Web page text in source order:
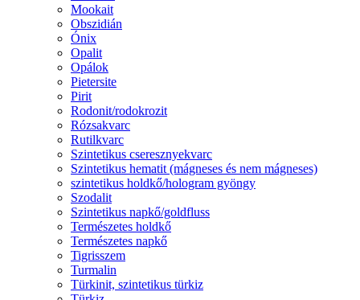
Mookait
Obszidián
Ónix
Opalit
Opálok
Pietersite
Pirit
Rodonit/rodokrozit
Rózsakvarc
Rutilkvarc
Szintetikus cseresznyekvarc
Szintetikus hematit (mágneses és nem mágneses)
szintetikus holdkő/hologram gyöngy
Szodalit
Szintetikus napkő/goldfluss
Természetes holdkő
Természetes napkő
Tigrisszem
Turmalin
Türkinit, szintetikus türkiz